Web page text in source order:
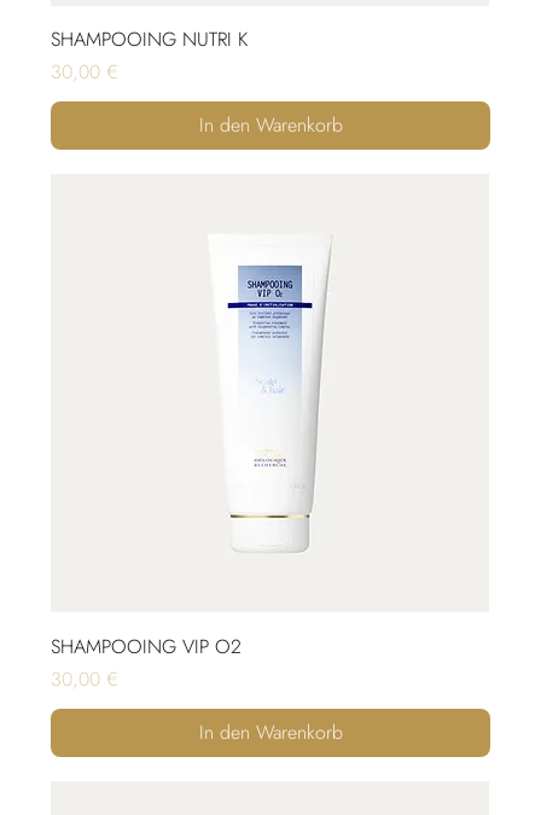
SHAMPOOING NUTRI K
Preis
30,00 €
In den Warenkorb
SHAMPOOING VIP O2
Preis
30,00 €
In den Warenkorb